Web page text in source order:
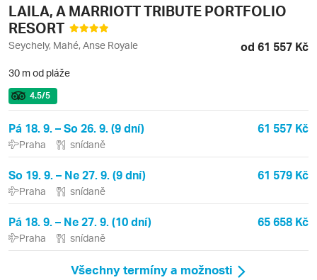
LAILA, A MARRIOTT TRIBUTE PORTFOLIO
RESORT
Seychely, Mahé, Anse Royale od 61 557 Kč
30 m od pláže
4.5/5
Pá 18. 9. – So 26. 9. (9 dní) 61 557 Kč
Praha snídaně
So 19. 9. – Ne 27. 9. (9 dní) 61 579 Kč
Praha snídaně
Pá 18. 9. – Ne 27. 9. (10 dní) 65 658 Kč
Praha snídaně
Všechny termíny a možnosti